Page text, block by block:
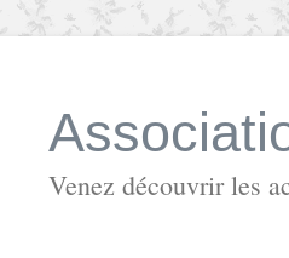
Venez découvrir les